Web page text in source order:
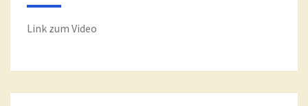
Link zum Video